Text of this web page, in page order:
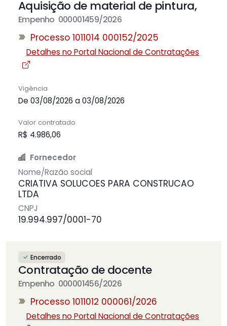
Aquisição de material de pintura,
Empenho 000001459/2026
Processo 1011014 000152/2025
Detalhes no Portal Nacional de Contratações
Vigência
De 03/08/2026 a 03/08/2026
Valor contratado
R$ 4.986,06
Fornecedor
Nome/Razão social
CRIATIVA SOLUCOES PARA CONSTRUCAO
LTDA
CNPJ
19.994.997/0001-70
Encerrado
Contratação de docente
Empenho 000001456/2026
Processo 1011012 000061/2026
Detalhes no Portal Nacional de Contratações